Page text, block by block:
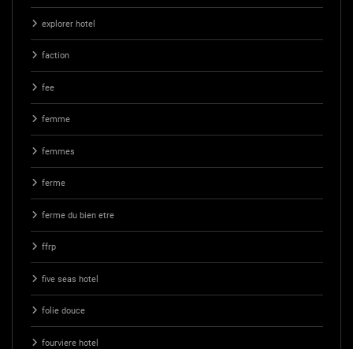
explorer hotel
faction
fee
femme
femmes
ferme
ferme du bien etre
ffrp
five seas hotel
folie douce
fourviere hotel